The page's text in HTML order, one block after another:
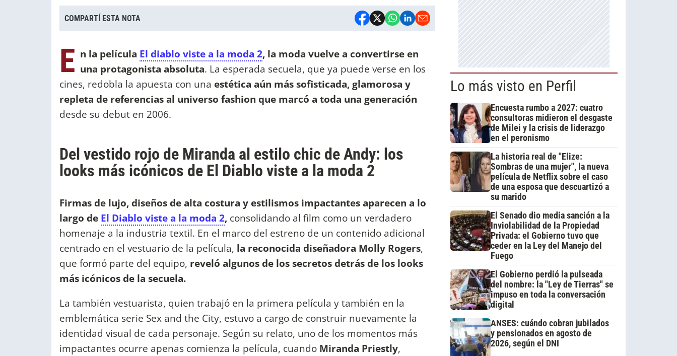
COMPARTÍ ESTA NOTA
E n la película El diablo viste a la moda 2, la moda vuelve a convertirse en
una protagonista absoluta. La esperada secuela, que ya puede verse en los
cines, redobla la apuesta con una estética aún más sofisticada, glamorosa y
repleta de referencias al universo fashion que marcó a toda una generación
desde su debut en 2006.
Del vestido rojo de Miranda al estilo chic de Andy: los
looks más icónicos de El Diablo viste a la moda 2
Firmas de lujo, diseños de alta costura y estilismos impactantes aparecen a lo
largo de El Diablo viste a la moda 2, consolidando al film como un verdadero
homenaje a la industria textil. En el marco del estreno de un contenido adicional
centrado en el vestuario de la película, la reconocida diseñadora Molly Rogers,
que formó parte del equipo, reveló algunos de los secretos detrás de los looks
más icónicos de la secuela.
La también vestuarista, quien trabajó en la primera película y también en la
emblemática serie Sex and the City, estuvo a cargo de construir nuevamente la
identidad visual de cada personaje. Según su relato, uno de los momentos más
impactantes ocurre apenas comienza la película, cuando Miranda Priestly,
Lo más visto en Perfil
Encuesta rumbo a 2027: cuatro
consultoras midieron el desgaste
de Milei y la crisis de liderazgo
en el peronismo
La historia real de "Elize:
Sombras de una mujer", la nueva
película de Netflix sobre el caso
de una esposa que descuartizó a
su marido
El Senado dio media sanción a la
Inviolabilidad de la Propiedad
Privada: el Gobierno tuvo que
ceder en la Ley del Manejo del
Fuego
El Gobierno perdió la pulseada
del nombre: la "Ley de Tierras" se
impuso en toda la conversación
digital
ANSES: cuándo cobran jubilados
y pensionados en agosto de
2026, según el DNI